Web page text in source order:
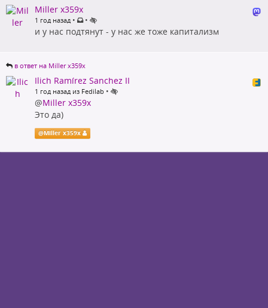
Miller x359x
1 год назад • •
и у нас подтянут - у нас же тоже капитализм
в ответ на Miller x359x
Ilich Ramírez Sanchez II
1 год назад из Fedilab •
@Miller x359x
Это да)
@Miller x359x